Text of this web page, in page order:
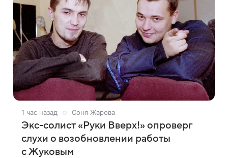
1 час назад Соня Жарова
Экс-солист «Руки Вверх!» опроверг
слухи о возобновлении работы
с Жуковым